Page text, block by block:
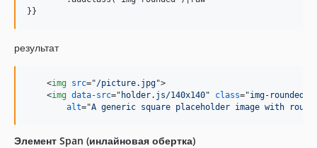
}}
результат
<img src="/picture.jpg">
<img data-src=" holder.js/140x140" class="img-rounded
alt="A generic square placeholder image with
Элемент Span (инлайновая обертка)